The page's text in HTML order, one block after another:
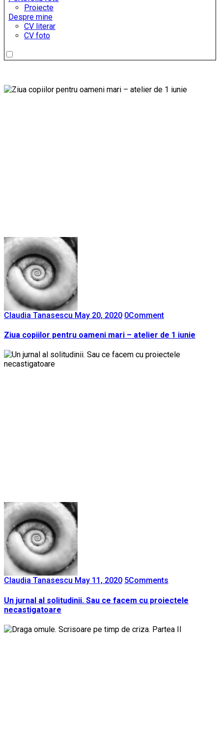
Proiecte
Despre mine
CV literar
CV foto
Claudia Tanasescu May 20, 2020 0Comment
Ziua copiilor pentru oameni mari – atelier de 1 iunie
Claudia Tanasescu May 11, 2020 5Comments
Un jurnal al solitudinii. Sau ce facem cu proiectele
necastigatoare